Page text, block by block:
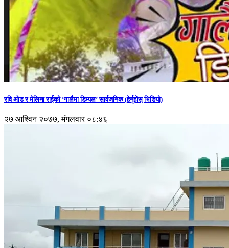
रवि ओड र मेलिना राईको ‘गालैमा डिम्पल’ सार्वजनिक (हेर्नुहोस् भिडियो)
२७ आश्विन २०७७, मंगलवार ०८:४६